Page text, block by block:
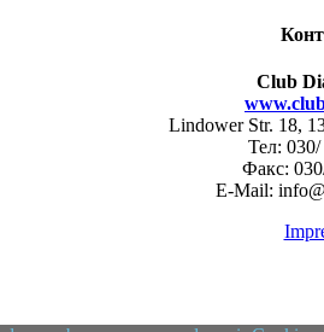
Club
Lindower Str. 18,
Тел:
Факс:
E-Mail: